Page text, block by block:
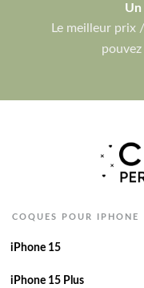
Le meilleur prix
COQUES POUR IPHONE
iPhone 15
iPhone 15 Plus